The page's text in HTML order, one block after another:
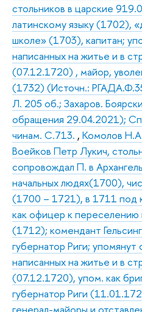
стольников в царские
латинскому языку (1702),
школе» (1703), капитан;
написанных на житье и в
(07.12.1720) , майор,
(1732) (Источн.:
Л. 205 об.; Захаров.
обращения 29.04.2021);
чинам. С.713. , Комолов
Воейков Петр Лукич,
сопровождал П. в
начальных людях(1700),
(1700 – 1721), в 1711 под
как офицер к переселению
(1712); комендант
губернатор Риги; упомянут
написанных на житье и в
(07.12.1720), упом. как
губернатор Риги